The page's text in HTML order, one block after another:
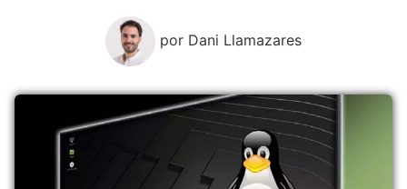
por Dani Llamazares